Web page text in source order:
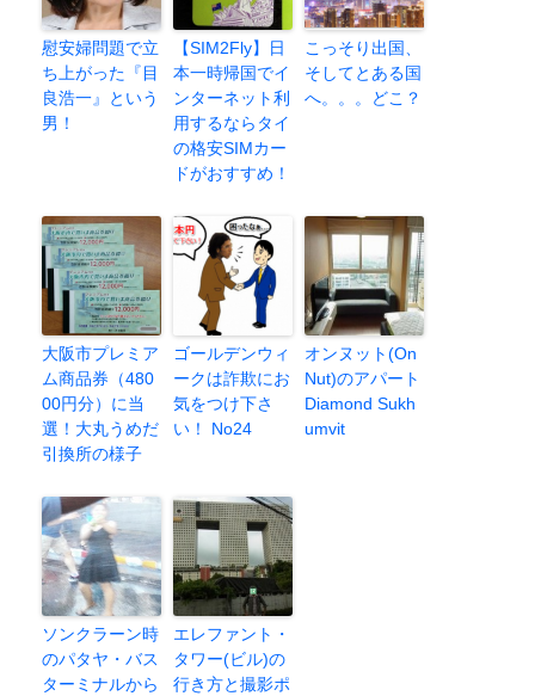
慰安婦問題で立
ち上がった『目
良浩一』という
男！
【SIM2Fly】日
本一時帰国でイ
ンターネット利
用するならタイ
の格安SIMカー
ドがおすすめ！
こっそり出国、
そしてとある国
へ。。。どこ？
大阪市プレミア
ム商品券（480
00円分）に当
選！大丸うめだ
引換所の様子
ゴールデンウィ
ークは詐欺にお
気をつけ下さ
い！ No24
オンヌット(On
Nut)のアパート
Diamond Sukh
umvit
ソンクラーン時
のパタヤ・バス
ターミナルから
エレファント・
タワー(ビル)の
行き方と撮影ポ